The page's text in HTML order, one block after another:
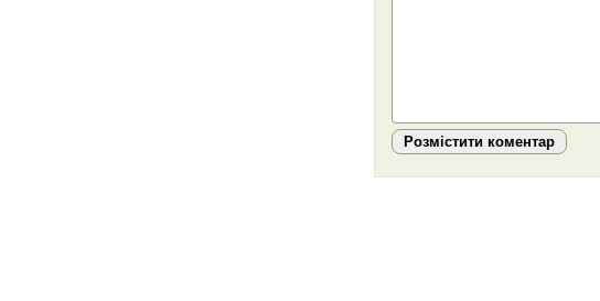
Розмістити коментар